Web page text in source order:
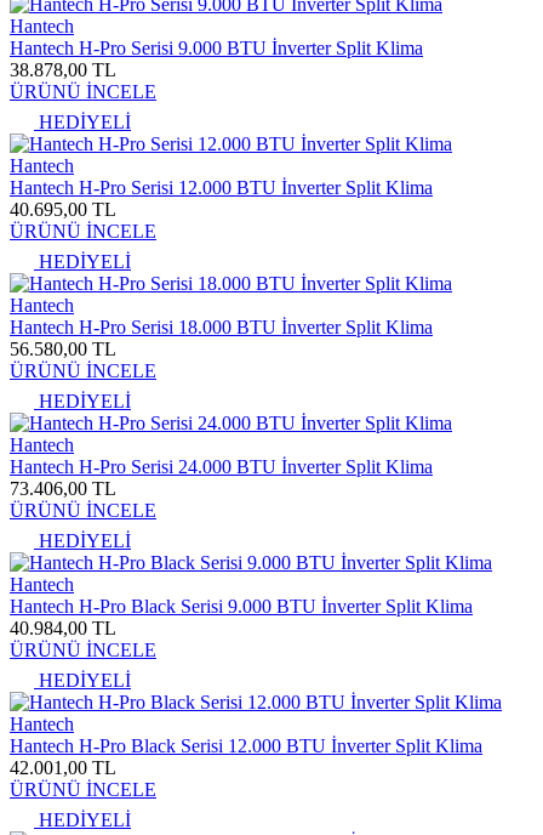
Hantech
Hantech H-Pro Serisi 9.000 BTU İnverter Split Klima
38.878,00 TL
ÜRÜNÜ İNCELE
HEDİYELİ
Hantech
Hantech H-Pro Serisi 12.000 BTU İnverter Split Klima
40.695,00 TL
ÜRÜNÜ İNCELE
HEDİYELİ
Hantech
Hantech H-Pro Serisi 18.000 BTU İnverter Split Klima
56.580,00 TL
ÜRÜNÜ İNCELE
HEDİYELİ
Hantech
Hantech H-Pro Serisi 24.000 BTU İnverter Split Klima
73.406,00 TL
ÜRÜNÜ İNCELE
HEDİYELİ
Hantech
Hantech H-Pro Black Serisi 9.000 BTU İnverter Split Klima
40.984,00 TL
ÜRÜNÜ İNCELE
HEDİYELİ
Hantech
Hantech H-Pro Black Serisi 12.000 BTU İnverter Split Klima
42.001,00 TL
ÜRÜNÜ İNCELE
HEDİYELİ